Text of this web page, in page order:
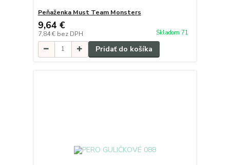
Peňaženka Must Team Monsters
9,64 €
7,84 € bez DPH Skladom 71
Pridať do košíka